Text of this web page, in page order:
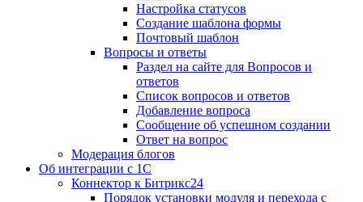
Настройка статусов
Создание шаблона формы
Почтовый шаблон
Вопросы и ответы
Раздел на сайте для Вопросов и
ответов
Список вопросов и ответов
Добавление вопроса
Сообщение об успешном создании
Ответ на вопрос
Модерация блогов
Об интеграции с 1С
Коннектор к Битрикс24
Порядок установки модуля и перехода с